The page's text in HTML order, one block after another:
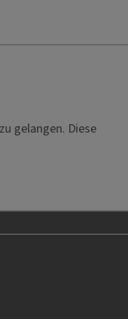
zu gelangen. Diese